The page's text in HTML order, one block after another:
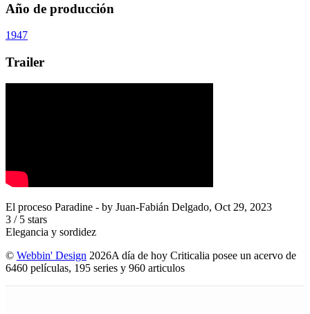
Año de producción
1947
Trailer
El proceso Paradine - by Juan-Fabián Delgado, Oct 29, 2023
3 / 5 stars
Elegancia y sordidez
© Webbin' Design 2026A día de hoy Criticalia posee un acervo de
6460 películas, 195 series y 960 articulos